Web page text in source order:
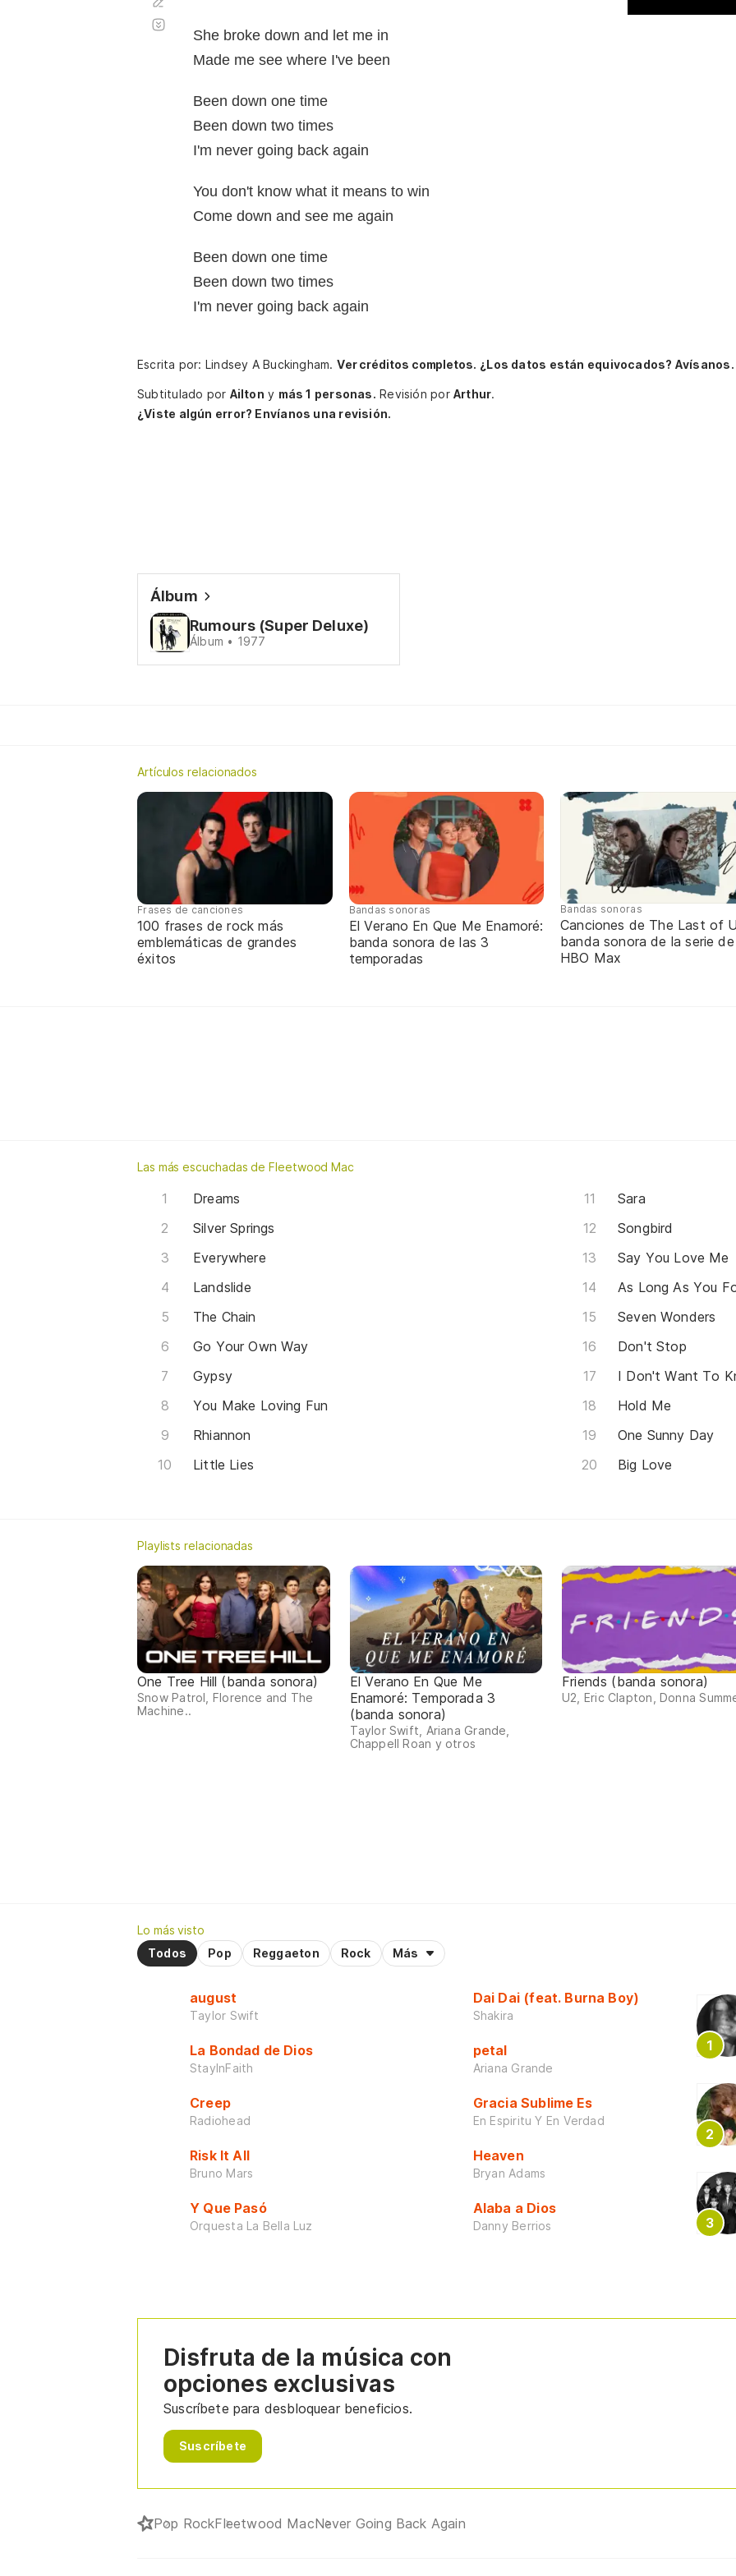
She broke down and let me in
Made me see where I've been
Been down one time
Been down two times
I'm never going back again
You don't know what it means to win
Come down and see me again
Been down one time
Been down two times
I'm never going back again
automático
Escrita por: Lindsey A Buckingham. Ver créditos completos. ¿Los datos están equivocados? Avísanos.
Subtitulado por Ailton y más 1 personas. Revisión porArthur.
¿Viste algún error? Envíanos una revisión.
Álbum
Rumours (Super Deluxe)
Álbum • 1977
Artículos relacionados
Frases de canciones
100 frases de rock más
emblemáticas de grandes
éxitos
Bandas sonoras
El Verano En Que Me Enamoré:
banda sonora de las 3
temporadas
Bandas sonoras
Canciones de The Last of
banda sonora de la serie de
HBO Max
Las más escuchadas de Fleetwood Mac
Dreams
Silver Springs
Everywhere
Landslide
The Chain
Go Your Own Way
Gypsy
You Make Loving Fun
Rhiannon
Little Lies
Sara
Songbird
Say You Love Me
As Long As You
Seven Wonders
Don't Stop
I Don't Want To
Hold Me
One Sunny Day
Big Love
Playlists relacionadas
One Tree Hill (banda sonora)
Snow Patrol, Florence and The
Machine..
El Verano En Que Me
Enamoré: Temporada 3
(banda sonora)
Taylor Swift, Ariana Grande,
Chappell Roan y otros
Friends (banda sonora)
U2, Eric Clapton, Donna
Lo más visto
Todos
Pop Reggaeton Rock Más
august
Taylor Swift
La Bondad de Dios
StayInFaith
Creep
Radiohead
Risk It All
Bruno Mars
Y Que Pasó
Orquesta La Bella Luz
Dai Dai (feat. Burna Boy)
Shakira
petal
Ariana Grande
Gracia Sublime Es
En Espiritu Y En Verdad
Heaven
Bryan Adams
Alaba a Dios
Danny Berrios
Disfruta de la música con
opciones exclusivas
Suscríbete para desbloquear beneficios.
Suscríbete
Pop RockFleetwood MacNever Going Back Again